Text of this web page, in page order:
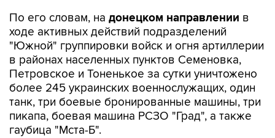
По его словам, на донецком направлении в
ходе активных действий подразделений
"Южной" группировки войск и огня артиллерии
в районах населенных пунктов Семеновка,
Петровское и Тоненькое за сутки уничтожено
более 245 украинских военнослужащих, один
танк, три боевые бронированные машины, три
пикапа, боевая машина РСЗО "Град", а также
гаубица "Мста-Б".